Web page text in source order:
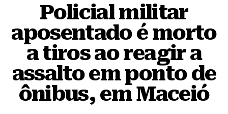
Policial militar
aposentado é morto
a tiros ao reagir a
assalto em ponto de
ônibus, em Maceió